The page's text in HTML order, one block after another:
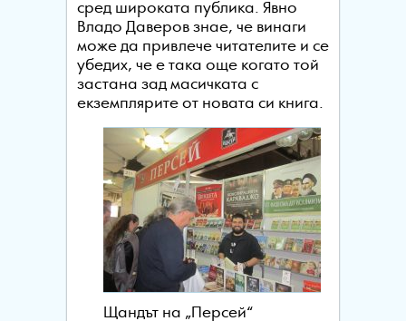
сред широката публика. Явно
Владо Даверов знае, че винаги
може да привлече читателите и се
убедих, че е така още когато той
застана зад масичката с
екземплярите от новата си книга.
Щандът на „Персей“